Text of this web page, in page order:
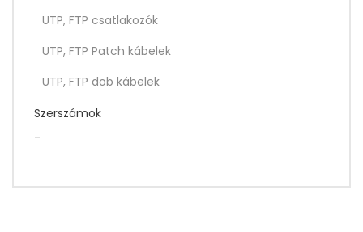
UTP, FTP csatlakozók
UTP, FTP Patch kábelek
UTP, FTP dob kábelek
Szerszámok
-